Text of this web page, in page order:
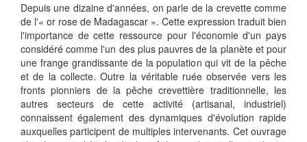
Depuis une dizaine d'années, on parle de la crevette comme
de l'« or rose de Madagascar ». Cette expression traduit bien
l'importance de cette ressource pour l'économie d'un pays
considéré comme l'un des plus pauvres de la planète et pour
une frange grandissante de la population qui vit de la pêche
et de la collecte. Outre la véritable ruée observée vers les
fronts pionniers de la pêche crevettière traditionnelle, les
autres secteurs de cette activité (artisanal, industriel)
connaissent également des dynamiques d'évolution rapide
auxquelles participent de multiples intervenants. Cet ouvrage